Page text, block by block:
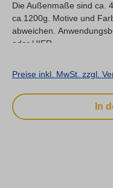
Die Außenmaße sind ca.
ca.1200g. Motive und
abweichen. Anwendungsbeispiele finden Sie in der Beratung
oder HIER.
Preise inkl. MwSt. zzgl.
In